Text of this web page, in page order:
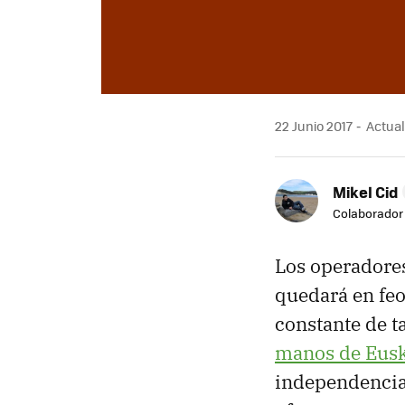
22 Junio 2017
Mikel Cid
Colaborador
Los
quedará en
constante de
manos de